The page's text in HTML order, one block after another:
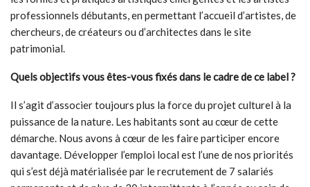
professionnels débutants, en permettant l’accueil d’artistes, de
chercheurs, de créateurs ou d’architectes dans le site
patrimonial.
Quels objectifs vous êtes-vous fixés dans le cadre de ce label ?
Il s’agit d’associer toujours plus la force du projet culturel à la
puissance de la nature. Les habitants sont au cœur de cette
démarche. Nous avons à cœur de les faire participer encore
davantage. Développer l’emploi local est l’une de nos priorités
qui s’est déjà matérialisée par le recrutement de 7 salariés